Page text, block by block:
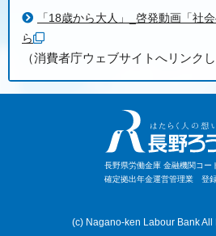
「18歳から大人」_啓発動画「社
ら
（消費者庁ウェブサイトへリンクし
長野県労働金庫 金融機関コー
確定拠出年金運営管理業 登
(c) Nagano-ken Labour Bank All